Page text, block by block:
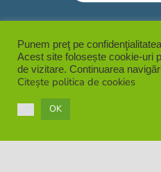
Punem preţ pe
Acest site folosește cookie-uri
de vizitare. Continuarea
Citește politica de cookies
OK